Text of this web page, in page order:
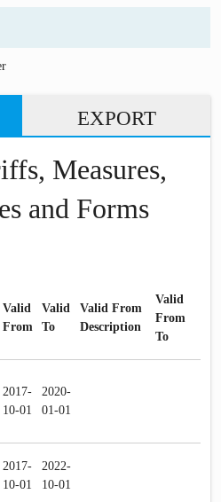
EXPORT
Measures,
and Forms
Valid
From
Valid
To
Valid From
Description
Valid
From
To
2017-
10-01
2020-
01-01
2017-
10-01
2022-
10-01